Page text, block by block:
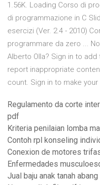
1.56K. Loading Corso di
di programmazione in C
esercizi (Ver. 2.4 - 2010)
programmare da zero ...
Alberto Olla? Sign in to
report inappropriate
count. Sign in to make
Regulamento da corte
pdf
Kriteria penilaian lomba
Contoh rpl konseling
Conexion de motores
Enfermedades
Jual baju anak tanah